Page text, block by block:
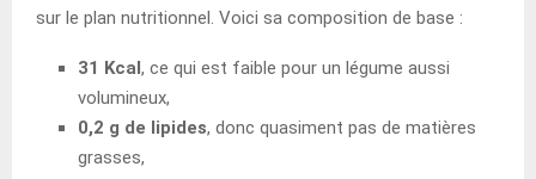
sur le plan nutritionnel. Voici sa composition de base :
31 Kcal, ce qui est faible pour un légume aussi
volumineux,
0,2 g de lipides, donc quasiment pas de matières
grasses,